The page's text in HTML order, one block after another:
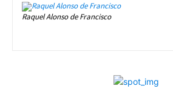
Raquel Alonso de Francisco